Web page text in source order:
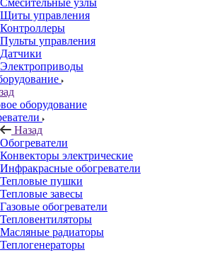
Смесительные узлы
Щиты управления
Контроллеры
Пульты управления
Датчики
Электроприводы
оборудование
Назад
Обогреватели
Конвекторы электрические
Инфракрасные обогреватели
Тепловые пушки
Тепловые завесы
Газовые обогреватели
Тепловентиляторы
Масляные радиаторы
Теплогенераторы